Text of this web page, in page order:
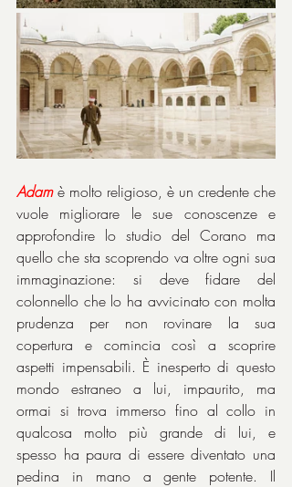
Adam è molto religioso, è un credente che
vuole migliorare le sue conoscenze e
approfondire lo studio del Corano ma
quello che sta scoprendo va oltre ogni sua
immaginazione: si deve fidare del
colonnello che lo ha avvicinato con molta
prudenza per non rovinare la sua
copertura e comincia così a scoprire
aspetti impensabili. È inesperto di questo
mondo estraneo a lui, impaurito, ma
ormai si trova immerso fino al collo in
qualcosa molto più grande di lui, e
spesso ha paura di essere diventato una
pedina in mano a gente potente. Il